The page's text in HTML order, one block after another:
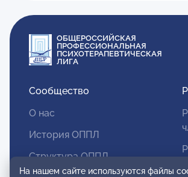
ОБЩЕРОССИЙСКАЯ
ПРОФЕССИОНАЛЬНАЯ
ПСИХОТЕРАПЕВТИЧЕСКАЯ
ЛИГА
Сообщество
О нас
История ОППЛ
Структура ОППЛ
На нашем сайте используются файлы